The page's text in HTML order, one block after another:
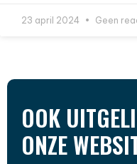
23 april 2024 Geen
OOK
ONZE